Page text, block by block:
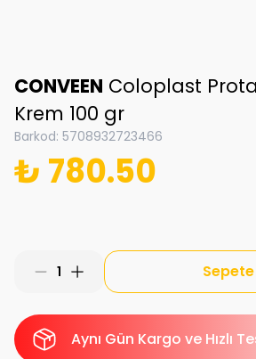
CONVEEN Coloplast
Krem 100 gr
Barkod: 5708932723466
₺ 780.50
1 Sepete
Aynı Gün Kargo ve Hızlı